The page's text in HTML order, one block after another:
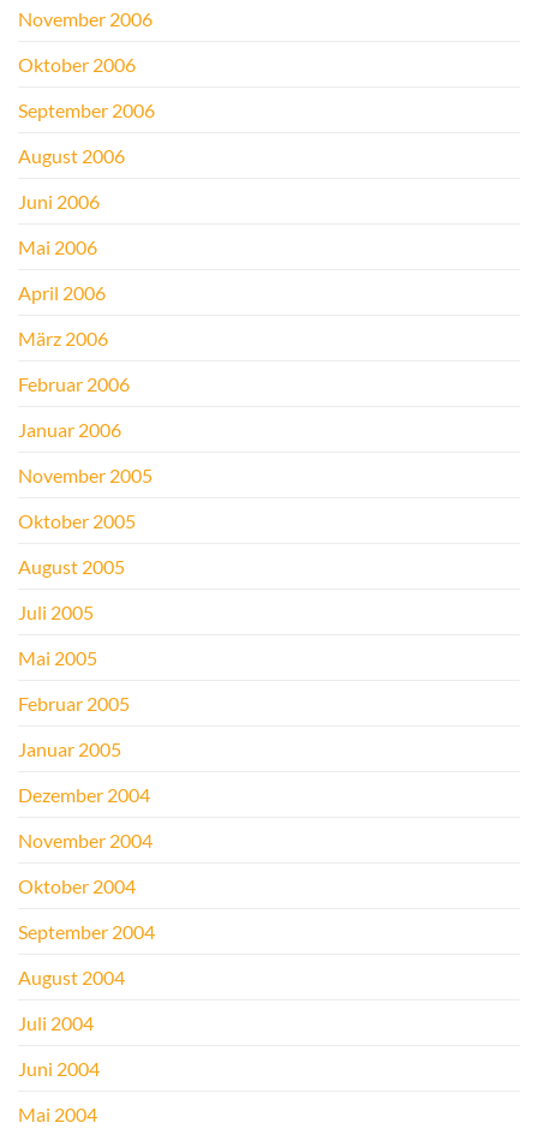
November 2006
Oktober 2006
September 2006
August 2006
Juni 2006
Mai 2006
April 2006
März 2006
Februar 2006
Januar 2006
November 2005
Oktober 2005
August 2005
Juli 2005
Mai 2005
Februar 2005
Januar 2005
Dezember 2004
November 2004
Oktober 2004
September 2004
August 2004
Juli 2004
Juni 2004
Mai 2004